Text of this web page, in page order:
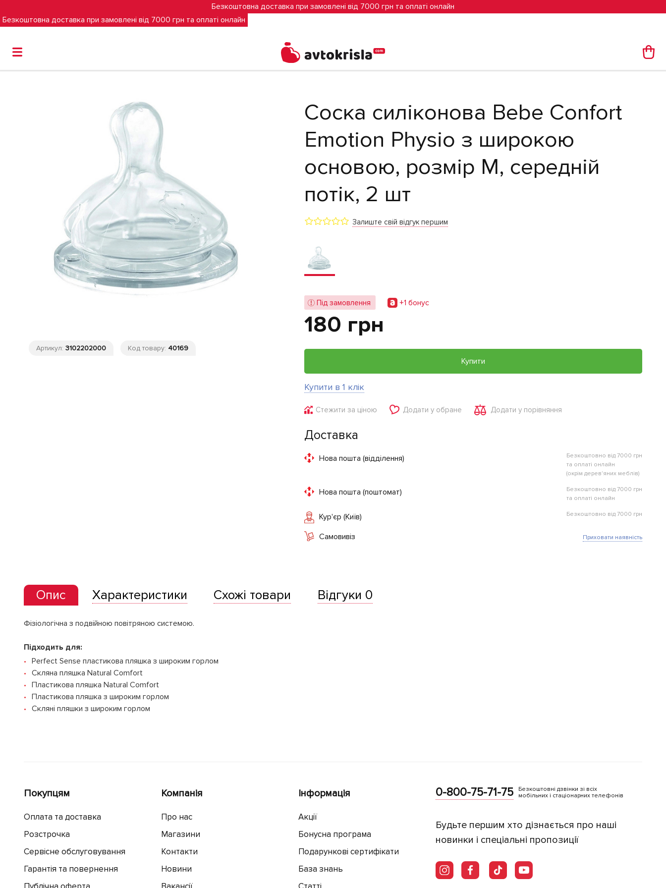
Безкоштовна доставка при замовлені від 7000 грн та оплаті онлайн
Безкоштовна доставка при замовлені від 7000 грн та оплаті онлайн
Соска силіконова Bebe Confort Emotion Physio з широкою основою, розмір M, середній потік, 2 шт
Артикул: 3102202000 Код товару: 40169
Соска силіконова Bebe Confort
Emotion Physio з широкою
основою, розмір M, середній
потік, 2 шт
Залиште свій відгук першим
Під замовлення +1 бонус
180 грн
Купити
Купити в 1 клік
Стежити за ціною Додати у обране Додати у порівняння
Доставка
Нова пошта (відділення)
Безкоштовно від 7000 грн
та оплаті онлайн
(окрім дерев'яних меблів)
Нова пошта (поштомат)
Безкоштовно від 7000 грн
та оплаті онлайн
Кур'єр (Київ) Безкоштовно від 7000 грн
Самовивіз Приховати наявність
Опис Характеристики Схожі товари Відгуки 0
Фізіологічна з подвійною повітряною системою.
Підходить для:
Perfect Sense пластикова пляшка з широким горлом
Скляна пляшка Natural Comfort
Пластикова пляшка Natural Comfort
Пластикова пляшка з широким горлом
Скляні пляшки з широким горлом
Покупцям
Оплата та доставка
Розстрочка
Сервісне обслуговування
Гарантія та повернення
Компанія
Про нас
Магазини
Контакти
Новини
Інформація
Акції
Бонусна програма
Подарункові сертифікати
База знань
0-800-75-71-75
Безкоштовні дзвінки зі всіх
мобільних і стаціонарних телефонів
Будьте першим хто дізнається про наші
новинки і спеціальні пропозиції